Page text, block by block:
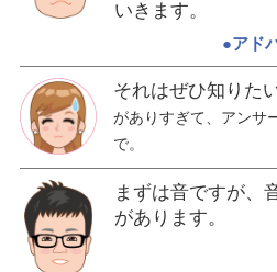
いきます。
●アド
それはぜひ知りた
がありすぎて、アンサ
で。
まずは音ですが、
があります。